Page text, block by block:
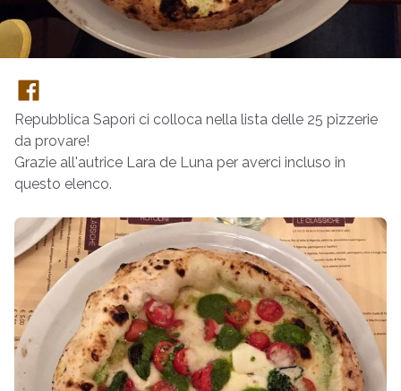
Repubblica Sapori ci colloca nella lista delle 25 pizzerie
da provare!
Grazie all'autrice Lara de Luna per averci incluso in
questo elenco.